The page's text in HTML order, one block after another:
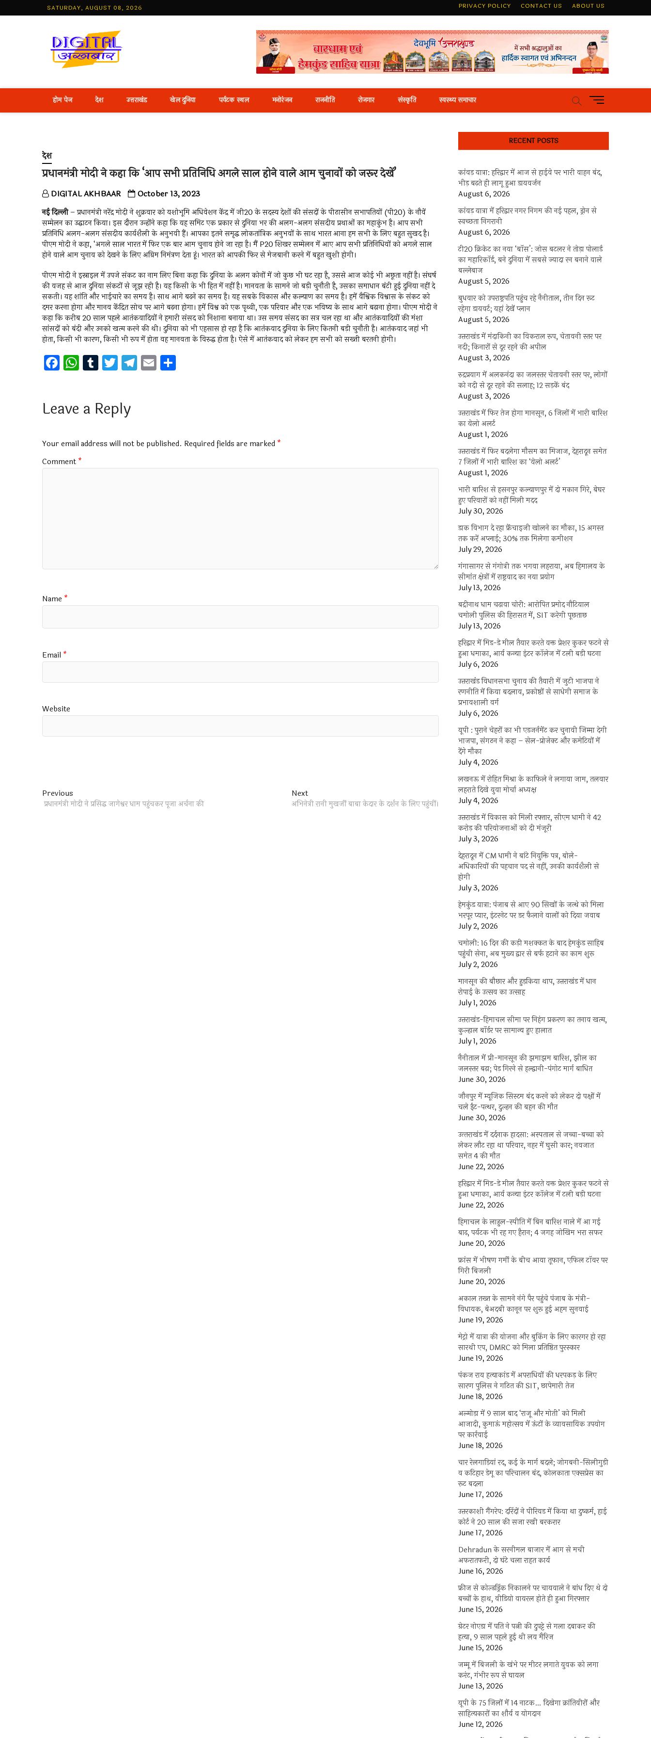
to
SATURDAY, AUGUST 08, 2026 PRIVACY POLICY CONTACT US ABOUT US
Best Hindi News Portal
होम पेज देश उत्तराखंड खेल दुनिया पर्यटक स्थल मनोरंजन राजनीति रोजगार संस्कृति स्वस्थ्य समाचार
M
e
u
u
t
देश
प्रधानमंत्री मोदी ने कहा कि ‘आप सभी प्रतिनिधि अगले साल होने वाले आम चुनावों को जरूर देखें’
DIGITAL AKHBAAR October 13, 2023
नई दिल्ली– प्रधानमंत्री नरेंद्र मोदी ने शुक्रवार को यशोभूमि अधिवेशन केंद्र में जी20 के सदस्य देशों की संसदों के पीठासीन सभापतियों (पी20) के नौवें
सम्मेलन का उद्घाटन किया। इस दौरान उन्होंने कहा कि यह समिट एक प्रकार से दुनिया भर की अलग-अलग संसदीय प्रथाओं का महाकुंभ है। आप सभी
प्रतिनिधि अलग-अलग संसदीय कार्यशैली के अनुभवी हैं। आपका इतने समृद्ध लोकतांत्रिक अनुभवों के साथ भारत आना हम सभी के लिए बहुत सुखद है।
पीएम मोदी ने कहा, ‘अगले साल भारत में फिर एक बार आम चुनाव होने जा रहा है। मैं P20 शिखर सम्मेलन में आए आप सभी प्रतिनिधियों को अगले साल
होने वाले आम चुनाव को देखने के लिए अग्रिम निमंत्रण देता हूं। भारत को आपकी फिर से मेजबानी करने में बहुत खुशी होगी।
पीएम मोदी ने इस्राइल में उपजे संकट का नाम लिए बिना कहा कि दुनिया के अलग कोनों में जो कुछ भी घट रहा है, उससे आज कोई भी अछूता नहीं है। संघर्ष
की वजह से आज दुनिया संकटों से जूझ रही है। यह किसी के भी हित में नहीं है। मानवता के सामने जो बड़ी चुनौती है, उसका समाधान बंटी हुई दुनिया नहीं दे
सकती। यह शांति और भाईचारे का समय है। साथ आगे बढ़ने का समय है। यह सबके विकास और कल्याण का समय है। हमें वैश्विक विश्वास के संकट को
दमर करना होगा और मानव केंद्रित सोच पर आगे बढ़ना होगा। हमें विश्व को एक पृथ्वी, एक परिवार और एक भविष्य के साथ आगे बढ़ाना होगा। पीएम मोदी ने
कहा कि करीब 20 साल पहले आतंकवादियों ने हमारी संसद को निशाना बनाया था। उस समय संसद का सत्र चल रहा था और आतंकवादियों की मंशा
सांसदों को बंदी और उनको खत्म करने की थी। दुनिया को भी एहसास हो रहा है कि आतंकवाद दुनिया के लिए कितनी बड़ी चुनौती है। आतंकवाद जहां भी
होता, किसी भी कारण, किसी भी रूप में होता वह मानवता के विरुद्ध होता है। ऐसे में आतंकवाद को लेकर हम सभी को सख्ती बरतनी होगी।
F
a
b
o
k
W
h
s
p
p
T
u
bl
T
wi
er
T
el
m
E
m
Leave a Reply
Your email address will not be published. Required fields are marked *
Comment *
Name *
Email *
Website
Post
navigation
Previous
post:
प्रधानमंत्री मोदी ने प्रसिद्ध जागेश्वर धाम पहुंचकर पूजा अर्चना की
NextNext
post:
अभिनेत्री रानी मुखर्जी बाबा केदार के दर्शन के लिए पहुंचीं।
RECENT POSTS
कांवड़ यात्रा: हरिद्वार में आज से हाईवे पर भारी वाहन बंद,
भीड़ बढ़ते ही लागू हुआ डायवर्जन
August 6, 2026
कांवड़ यात्रा में हरिद्वार नगर निगम की नई पहल, ड्रोन से
स्वच्छता निगरानी
August 6, 2026
टी20 क्रिकेट का नया ‘बॉस’: जोस बटलर ने तोड़ा पोलार्ड
का महारिकॉर्ड, बने दुनिया में सबसे ज्यादा रन बनाने वाले
बल्लेबाज
August 5, 2026
बुधवार को उपराष्ट्रपति पहुंच रहे नैनीताल, तीन दिन रूट
रहेगा डायवर्ट; यहां देखें प्‍लान
August 5, 2026
उत्तराखंड में मंदाकिनी का विकराल रूप, चेतावनी स्तर पर
नदी; किनारों से दूर रहने की अपील
August 3, 2026
रुद्रप्रयाग में अलकनंदा का जलस्तर चेतावनी स्तर पर, लोगों
को नदी से दूर रहने की सलाह; 12 सड़कें बंद
August 3, 2026
उत्तराखंड में फिर तेज होगा मानसून, 6 जिलों में भारी बारिश
का येलो अलर्ट
August 1, 2026
उत्तराखंड में फिर बदलेगा मौसम का मिजाज, देहरादून समेत
7 जिलों में भारी बारिश का ‘येलो अलर्ट’
August 1, 2026
भारी बारिश से हसनपुर कल्याणपुर में दो मकान गिरे, बेघर
हुए परिवारों को नहीं मिली मदद
July 30, 2026
डाक विभाग दे रहा फ्रेंचाइजी खोलने का मौका, 15 अगस्त
तक करें अप्लाई; 30% तक मिलेगा कमीशन
July 29, 2026
गंगासागर से गंगोत्री तक भगवा लहराया, अब हिमालय के
सीमांत क्षेत्रों में राष्ट्रवाद का नया प्रयोग
July 13, 2026
बद्रीनाथ धाम चढ़ावा चोरी: आरोपित प्रमोद नौटियाल
चमोली पुलिस की हिरासत में, SIT करेगी पूछताछ
July 13, 2026
हरिद्वार में मिड-डे मील तैयार करते वक्त प्रेशर कुकर फटने से
हुआ धमाका, आर्य कन्या इंटर कॉलेज में टली बड़ी घटना
July 6, 2026
उत्तराखंंड विधानसभा चुनाव की तैयारी में जुटी भाजपा ने
रणनीति में किया बदलाव, प्रकोष्ठों से साधेगी समाज के
प्रभावशाली वर्ग
July 6, 2026
यूपी : पुराने चेहरों का भी एडजर्नमेंट कर चुनावी जिम्मा देगी
भाजपा, संगठन ने कहा – सेल-प्रोजेक्ट और कमेटियों में
देंगे मौका
July 4, 2026
लखनऊ में रोहित मिश्रा के काफिले ने लगाया जाम, तलवार
लहराते दिखे युवा मोर्चा अध्यक्ष
July 4, 2026
उत्तराखंड में विकास को मिली रफ्तार, सीएम धामी ने 42
करोड़ की परियोजनाओं को दी मंजूरी
July 3, 2026
देहरादून में CM धामी ने बांटे नियुक्ति पत्र, बोले-
अधिकारियों की पहचान पद से नहीं, उनकी कार्यशैली से
होगी
July 3, 2026
हेमकुंड यात्रा: पंजाब से आए 90 सिखों के जत्थे को मिला
भरपूर प्यार, इंटरनेट पर डर फैलाने वालों को दिया जवाब
July 2, 2026
चमोली: 16 दिन की कड़ी मशक्कत के बाद हेमकुंड साहिब
पहुंची सेना, अब मुख्य द्वार से बर्फ हटाने का काम शुरू
July 2, 2026
मानसून की बौछार और हुड़किया थाप, उत्तराखंड में धान
रोपाई के उत्सव का उत्साह
July 1, 2026
उत्तराखंड-हिमाचल सीमा पर निहंग प्रकरण का तनाव खत्म,
कुल्हाल बॉर्डर पर सामान्य हुए हालात
July 1, 2026
नैनीताल में प्री-मानसून की झमाझम बारिश, झील का
जलस्तर बढ़ा; पेड़ गिरने से हल्द्वानी-पंगोट मार्ग बाधित
June 30, 2026
जौनपुर में म्यूजिक सिस्टम बंद करने को लेकर दो पक्षों में
चले ईंट-पत्थर, दुल्हन की बहन की मौत
June 30, 2026
उत्‍तराखंड में दर्दनाक हादसा: अस्पताल से जच्चा-बच्चा को
लेकर लौट रहा था परिवार, नहर में घुसी कार; नवजात
समेत 4 की मौत
June 22, 2026
हरिद्वार में मिड-डे मील तैयार करते वक्त प्रेशर कुकर फटने से
हुआ धमाका, आर्य कन्या इंटर कॉलेज में टली बड़ी घटना
June 22, 2026
हिमाचल के लाहुल-स्पीति में बिन बारिश नाले में आ गई
बाढ़, पर्यटक भी रह गए हैरान; 4 जगह जोखिम भरा सफर
June 20, 2026
फ्रांस में भीषण गर्मी के बीच आया तूफान, एफिल टॉवर पर
गिरी बिजली
June 20, 2026
अकाल तख्त के सामने नंगे पैर पहुंचे पंजाब के मंत्री-
विधायक, बेअदबी कानून पर शुरू हुई अहम सुनवाई
June 19, 2026
मेट्रो में यात्रा की योजना और बुकिंग के लिए कारगर हो रहा
सारथी एप, DMRC को मिला प्रतिष्ठित पुरस्कार
June 19, 2026
पंकज राय हत्याकांड में अपराधियों की धरपकड़ के लिए
सारण पुलिस ने गठित की SIT, छापेमारी तेज
June 18, 2026
अल्मोड़ा में 9 साल बाद ‘राजू और मोती’ को मिली
आजादी, कुमाऊं महोत्सव में ऊंटों के व्यावसायिक उपयोग
पर कार्रवाई
June 18, 2026
चार रेलगाड़ियां रद, कई के मार्ग बदले; जोगबनी-सिलीगुड़ी
व कटिहार डेमू का परिचालन बंद, कोलकाता एक्सप्रेस का
रूट बदला
June 17, 2026
उत्तरकाशी गैंगरेप: दरिंदों ने पीरियड में किया था दुष्कर्म, हाई
कोर्ट ने 20 साल की सजा रखी बरकरार
June 17, 2026
Dehradun के सरनीमल बाजार में आग से मची
अफरातफरी, दो घंटे चला राहत कार्य
June 16, 2026
फ्रीज से कोल्डड्रिंक निकालने पर चायवाले ने बांध दिए थे दो
बच्चों के हाथ, वीडियो वायरल होते ही हुआ गिरफ्तार
June 15, 2026
ग्रेटर नोएडा में पति ने पत्नी की दुपट्टे से गला दबाकर की
हत्या, 9 साल पहले हुई थी लव मैरिज
June 15, 2026
जम्मू में बिजली के खंभे पर मीटर लगाते युवक को लगा
करंट, गंभीर रूप से घायल
June 13, 2026
यूपी के 75 जिलों में 14 नाटक… दिखेगा क्रांतिवीरों और
साहित्यकारों का शौर्य व योगदान
June 12, 2026